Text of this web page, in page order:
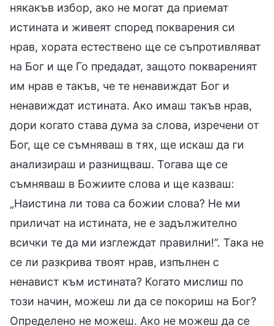
някакъв избор, ако не могат да приемат
истината и живеят според покварения си
нрав, хората естествено ще се съпротивляват
на Бог и ще Го предадат, защото поквареният
им нрав е такъв, че те ненавиждат Бог и
ненавиждат истината. Ако имаш такъв нрав,
дори когато става дума за слова, изречени от
Бог, ще се съмняваш в тях, ще искаш да ги
анализираш и разнищваш. Тогава ще се
съмняваш в Божиите слова и ще казваш:
„Наистина ли това са божии слова? Не ми
приличат на истината, не е задължително
всички те да ми изглеждат правилни!“. Така не
се ли разкрива твоят нрав, изпълнен с
ненавист към истината? Когато мислиш по
този начин, можеш ли да се покориш на Бог?
Определено не можеш. Ако не можеш да се